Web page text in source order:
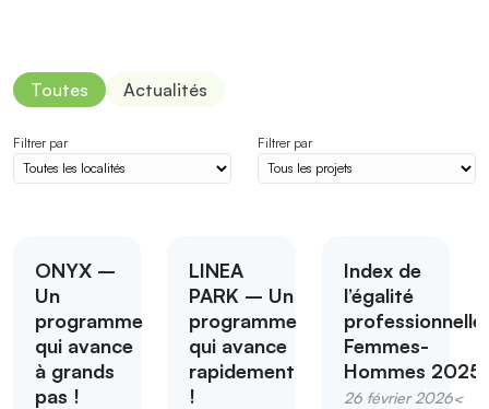
Toutes Actualités
Filtrer par Filtrer par
ONYX –
Un
programme
qui avance
à grands
pas !
LINEA
PARK – Un
programme
qui avance
rapidement
!
Index de
l’égalité
professionnelle
Femmes-
Hommes 2025
26 février 2026<